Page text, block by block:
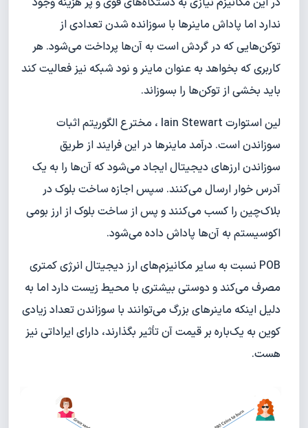
ندارد اما پاداش ماینرها با سوزانده شدن تعدادی از
توکن‌هایی که در گردش است به آن‌ها پرداخت می‌شود. هر
کاربری که بخواهد به عنوان ماینر و نود شبکه نیز فعالیت کند
باید بخشی از توکن‌ها را بسوزاند.
لین استوارت Iain Stewart ، مخترع الگوریتم اثبات
سوزاندن است. درآمد ماینرها در این فرایند از طریق
سوزاندن ارزهای دیجیتال ایجاد می‌شود که آن‌ها را به یک
آدرس خوار ارسال می‌کنند. سپس اجازه ساخت بلوک در
بلاک‌چین را کسب می‌کنند و پس از ساخت بلوک از ارز بومی
اکوسیستم به آن‌ها پاداش داده می‌شود.
POB نسبت به سایر مکانیزم‌های ارز دیجیتال انرژی کمتری
مصرف می‌کند و دوستی بیشتری با محیط‌ زیست دارد اما به
دلیل اینکه ماینرهای بزرگ می‌توانند با سوزاندن تعداد زیادی
کوین به یک‌باره بر قیمت آن تأثیر بگذارند، دارای ایراداتی نیز
هست.